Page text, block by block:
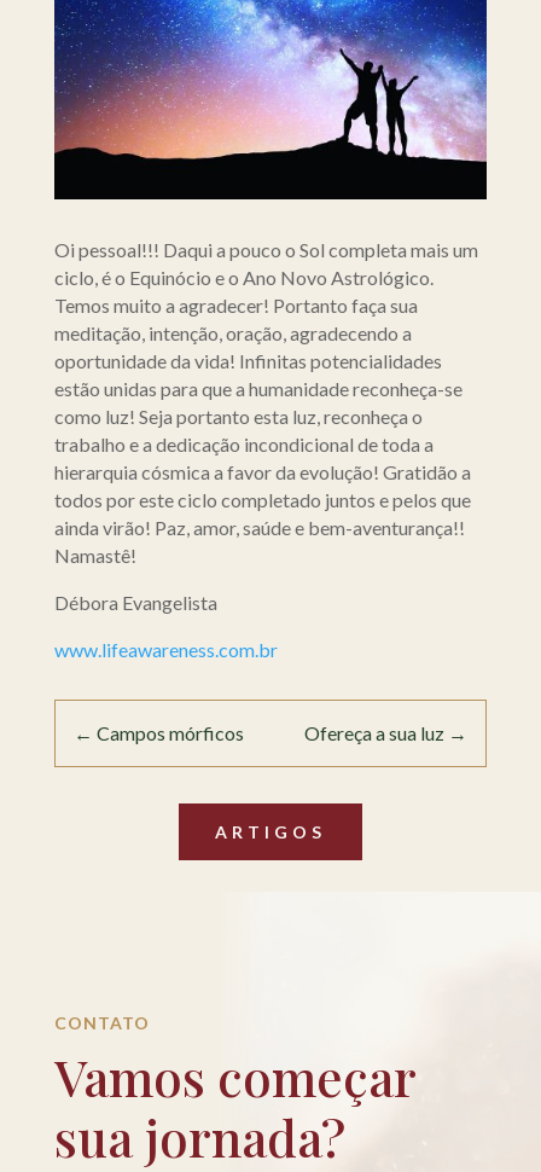
Oi pessoal!!! Daqui a pouco o Sol completa mais um
ciclo, é o Equinócio e o Ano Novo Astrológico.
Temos muito a agradecer! Portanto faça sua
meditação, intenção, oração, agradecendo a
oportunidade da vida! Infinitas potencialidades
estão unidas para que a humanidade reconheça-se
como luz! Seja portanto esta luz, reconheça o
trabalho e a dedicação incondicional de toda a
hierarquia cósmica a favor da evolução! Gratidão a
todos por este ciclo completado juntos e pelos que
ainda virão! Paz, amor, saúde e bem-aventurança!!
Namastê!
Débora Evangelista
www.lifeawareness.com.br
← Campos mórficos Ofereça a sua luz →
ARTIGOS
CONTATO
Vamos começar
sua jornada?